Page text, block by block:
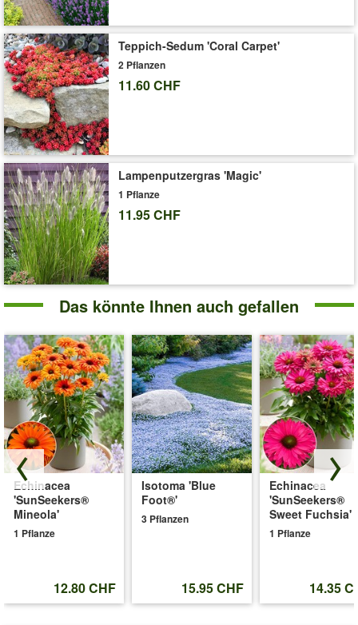
Teppich-Sedum 'Coral Carpet'
2 Pflanzen
11.60 CHF
Lampenputzergras 'Magic'
1 Pflanze
11.95 CHF
Das könnte Ihnen auch gefallen
Echinacea
'SunSeekers®
Mineola'
1 Pflanze
12.80 CHF
Isotoma 'Blue
Foot®'
3 Pflanzen
15.95 CHF
Echinacea
'SunSeekers®
Sweet Fuchsia'
1 Pflanze
14.35